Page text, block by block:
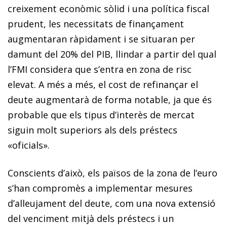
creixement econòmic sòlid i una política fiscal
prudent, les necessitats de finançament
augmentaran ràpidament i se situaran per
damunt del 20% del PIB, llindar a partir del qual
l’FMI considera que s’entra en zona de risc
elevat. A més a més, el cost de refinançar el
deute augmentarà de forma notable, ja que és
probable que els tipus d’interès de mercat
siguin molt superiors als dels préstecs
«oficials».
Conscients d’això, els països de la zona de l’euro
s’han compromès a implementar mesures
d’alleujament del deu­­te, com una nova extensió
del venciment mitjà dels préstecs i un